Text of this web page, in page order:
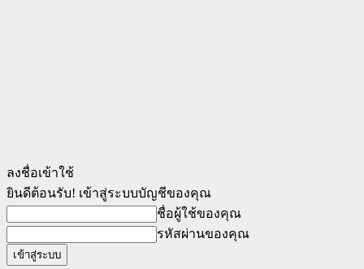
ลงชื่อเข้าใช้
ยินดีต้อนรับ! เข้าสู่ระบบบัญชีของคุณ
ชื่อผู้ใช้ของคุณ
รหัสผ่านของคุณ